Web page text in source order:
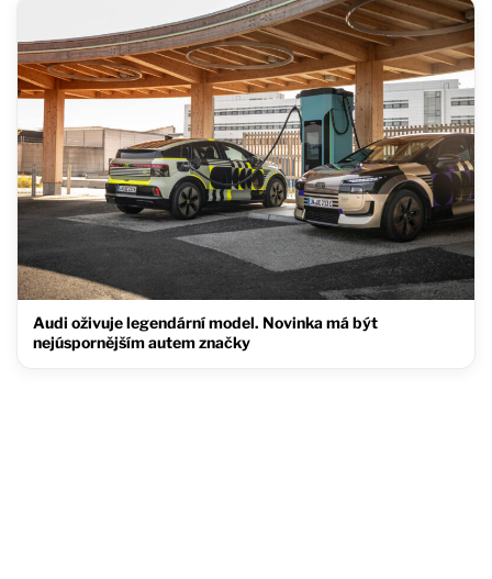
Audi oživuje legendární model. Novinka má být
nejúspornějším autem značky